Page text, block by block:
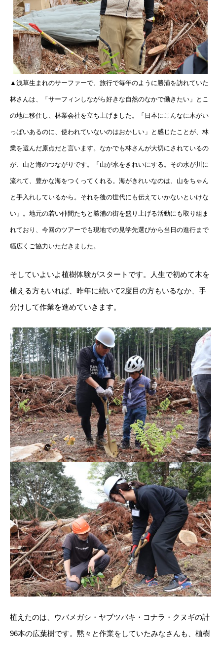
▲ 浅草生まれのサーファーで、旅行で毎年のように勝浦を訪れていた
林さんは、「サーフィンしながら好きな自然のなかで働きたい」とこ
の地に移住し、林業会社を立ち上げました。「日本にこんなに木がい
っぱいあるのに、使われていないのはおかしい」と感じたことが、林
業を選んだ原点だと言います。 なかでも林さんが大切にされているの
が、山と海のつながりです。 「山が水をきれいにする。その水が川に
流れて、豊かな海をつくってくれる。海がきれいなのは、山をちゃん
と手入れしているから。それを後の世代にも伝えていかないといけな
い」。 地元の若い仲間たちと勝浦の街を盛り上げる活動にも取り組ま
れており、今回のツアーでも現地での見学先選びから当日の進行まで
幅広くご協力いただきました。
そしていよいよ植樹体験がスタートです。人生で初めて木を
植える方もいれば、昨年に続いて2度目の方もいるなか、手
分けして作業を進めていきます。
植えたのは、ウバメガシ・ヤブツバキ・コナラ・クヌギの計
96本の広葉樹です。黙々と作業をしていたみなさんも、植樹